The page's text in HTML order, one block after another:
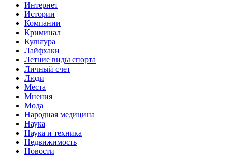
Интернет
Истории
Компании
Криминал
Культура
Лайфхаки
Летние виды спорта
Личный счет
Люди
Места
Мнения
Мода
Народная медицина
Наука
Наука и техника
Недвижимость
Новости